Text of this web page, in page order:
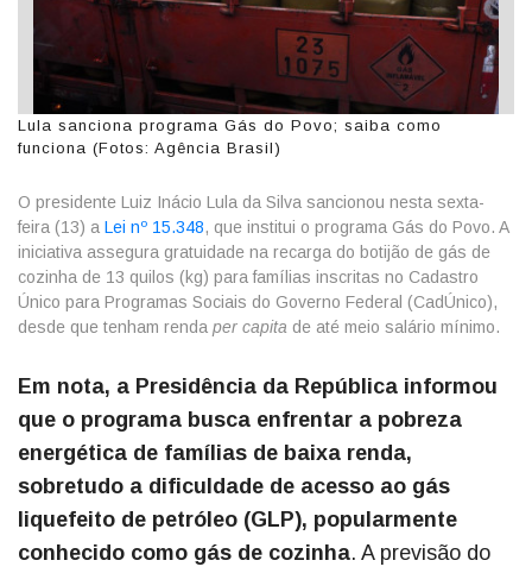
Lula sanciona programa Gás do Povo; saiba como
funciona (Fotos: Agência Brasil)
O presidente Luiz Inácio Lula da Silva sancionou nesta sexta-
feira (13) a Lei nº 15.348, que institui o programa Gás do Povo. A
iniciativa assegura gratuidade na recarga do botijão de gás de
cozinha de 13 quilos (kg) para famílias inscritas no Cadastro
Único para Programas Sociais do Governo Federal (CadÚnico),
desde que tenham renda per capita de até meio salário mínimo.
Em nota, a Presidência da República informou
que o programa busca enfrentar a pobreza
energética de famílias de baixa renda,
sobretudo a dificuldade de acesso ao gás
liquefeito de petróleo (GLP), popularmente
conhecido como gás de cozinha. A previsão do